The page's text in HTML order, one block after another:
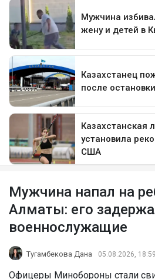
Мужчина напал на
Алматы: его
военнослужащие
Тугамбекова Дана 05.08.2026, 18:59
Офицеры Минобороны стали